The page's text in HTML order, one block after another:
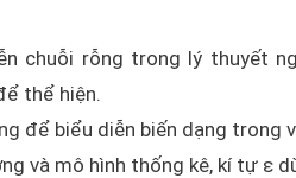
chuỗi rỗng trong lý thuyết
thể hiện.
để biểu diễn biến dạng trong
và mô hình thống kê, kí tự ε